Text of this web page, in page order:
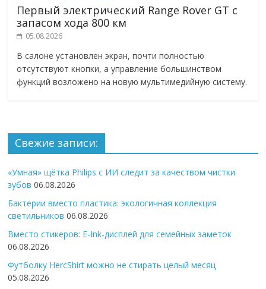
Первый электрический Range Rover GT с
запасом хода 800 км
05.08.2026
В салоне установлен экран, почти полностью
отсутствуют кнопки, а управление большинством
функций возложено на новую мультимедийную систему.
Свежие записи:
«Умная» щётка Philips с ИИ следит за качеством чистки
зубов 06.08.2026
Бактерии вместо пластика: экологичная коллекция
светильников 06.08.2026
Вместо стикеров: E-Ink-дисплей для семейных заметок
06.08.2026
Футболку HercShirt можно не стирать целый месяц
05.08.2026